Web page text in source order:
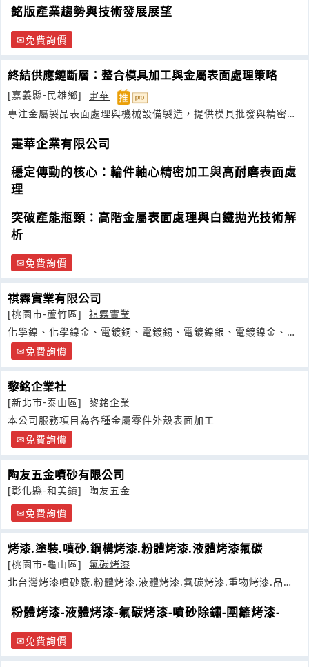
銘版產業趨勢與技術發展展望
免費詢價
終結供應鏈斷層：整合模具加工與金屬表面處理策略
[嘉義縣-民雄鄉]
寁華
專注金屬製品表面處理與機械設備製造，提供模具批發與精密加
寁華企業有限公司
穩定傳動的核心：輪件軸心精密加工與高耐磨表面處
理
突破產能瓶頸：高階金屬表面處理與白鐵拋光技術解
析
免費詢價
祺霖實業有限公司
[桃園市-蘆竹區]
祺霖實業
化學鎳、化學鎳金、電鍍銅、電鍍錫、電鍍鎳銀、電鍍鎳金、電
鍍鎳鈀金
免費詢價
黎銘企業社
[新北市-泰山區]
黎銘企業
本公司服務項目為各種金屬零件外殼表面加工
免費詢價
陶友五金噴砂有限公司
[彰化縣-和美鎮]
陶友五金
免費詢價
烤漆.塗裝.噴砂.鋼構烤漆.粉體烤漆.液體烤漆氟碳
[桃園市-龜山區]
氟碳烤漆
北台灣烤漆噴砂廠.粉體烤漆.液體烤漆.氟碳烤漆.重物烤漆.品管
粉體烤漆-液體烤漆-氟碳烤漆-噴砂除鏽-圍籬烤漆-
免費詢價